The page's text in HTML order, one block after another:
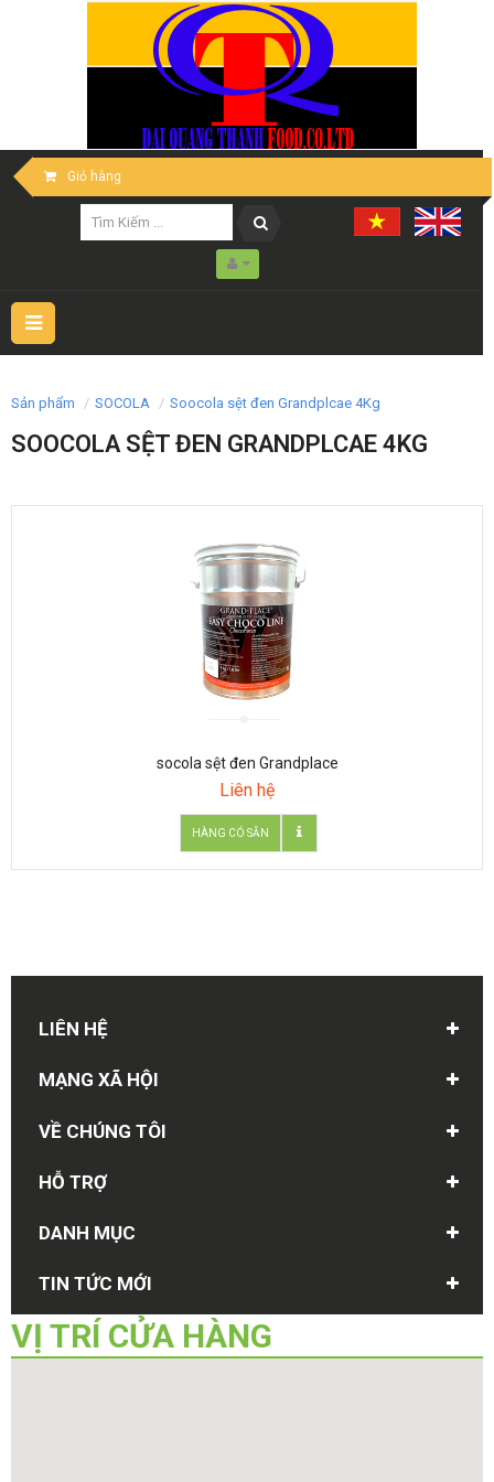
Giỏ hàng
Toggle
navigation
Sản phẩm SOCOLA Soocola sệt đen Grandplcae 4Kg
SOOCOLA SỆT ĐEN GRANDPLCAE 4KG
socola sệt đen Grandplace
Liên hệ
LIÊN HỆ
MẠNG XÃ HỘI
VỀ CHÚNG TÔI
HỖ TRỢ
DANH MỤC
TIN TỨC MỚI
VỊ TRÍ CỬA HÀNG